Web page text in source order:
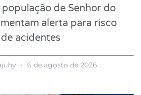
de Senhor do
alerta para risco
de acidentes
6 de agosto de 2026